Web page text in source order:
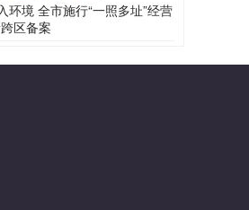
环境 全市施行“一照多址”经营
区备案